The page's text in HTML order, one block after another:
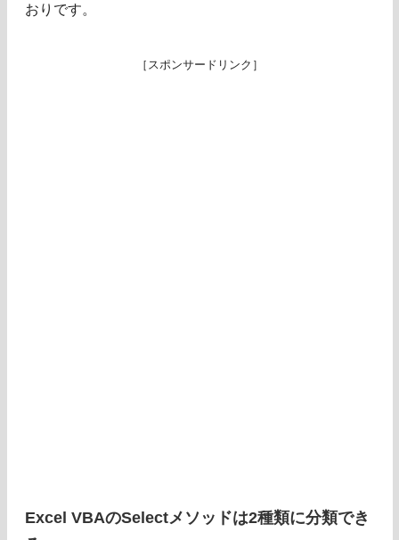
おりです。
［スポンサードリンク］
Excel VBAのSelectメソッドは2種類に分類でき